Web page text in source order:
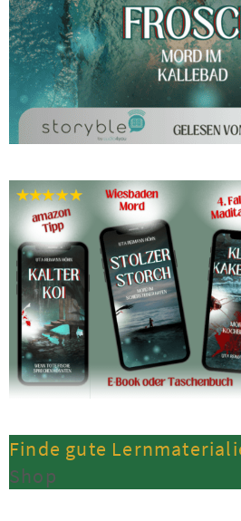
Finde gute
Shop